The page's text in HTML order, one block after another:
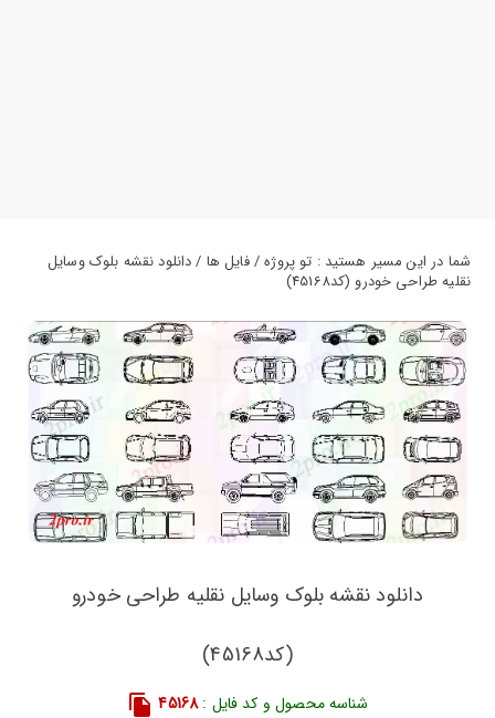
شما در این مسیر هستید : تو پروژه / فایل ها / دانلود نقشه بلوک وسایل
نقلیه طراحی خودرو (کد45168)
دانلود نقشه بلوک وسایل نقلیه طراحی خودرو
(کد45168)
شناسه محصول و کد فایل :45168